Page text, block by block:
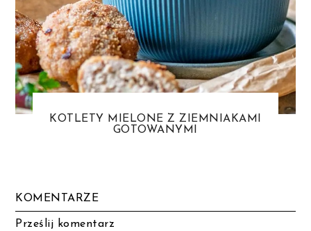
KOTLETY MIELONE Z ZIEMNIAKAMI
GOTOWANYMI
KOMENTARZE
Prześlij komentarz